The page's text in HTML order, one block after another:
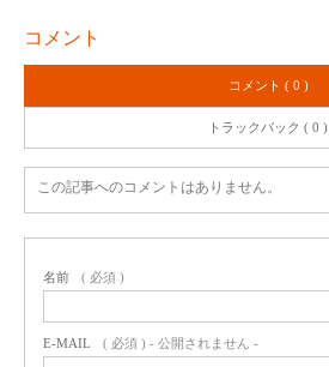
コメント
コメント ( 0 )
トラックバック ( 0 )
この記事へのコメントはありません。
名前 ( 必須 )
E-MAIL ( 必須 ) - 公開されません -